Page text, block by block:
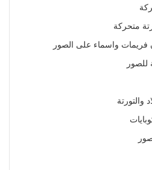
متحركة
واسماء على الصور
للصور
والتورتة